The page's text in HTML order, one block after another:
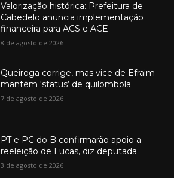
Valorização histórica: Prefeitura de
Cabedelo anuncia implementação
financeira para ACS e ACE
8 de agosto de 2026
Queiroga corrige, mas vice de Efraim
mantém ‘status’ de quilombola
7 de agosto de 2026
PT e PC do B confirmarão apoio a
reeleição de Lucas, diz deputada
3 de agosto de 2026